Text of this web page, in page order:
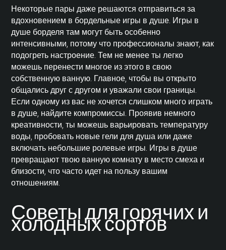
Некоторые пары даже решаются отправиться за
вдохновением в бордельные игры в душе. Игры в
душе борделя там могут быть особенно
интенсивными, потому что профессионалы знают, как
подогреть настроение. Тем не менее ты легко
можешь перенести многое из этого в свою
собственную ванную. Главное, чтобы вы открыто
общались друг с другом и уважали свои границы.
Если одному из вас не хочется слишком много играть
в душе, найдите компромиссы. Проявив немного
креативности, ты можешь варьировать температуру
воды, пробовать новые гели для душа или даже
включать небольшие ролевые игры. Игры в душе
превращают твою ванную комнату в место смеха и
близости, что часто идет на пользу вашим
отношениям.
Советы для горячих и
холодных сортов